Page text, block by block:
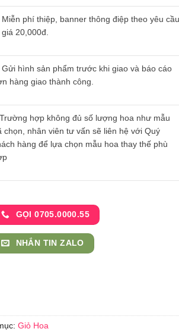
phí thiệp, banner thông điệp theo yêu cầu
20,000đ.
hình sản phẩm trước khi giao và báo cáo
hàng giao thành công.
hợp không đủ số lượng hoa như mẫu
chọn, nhân viên tư vấn sẽ liên hệ với Quý
hàng để lựa chọn mẫu hoa thay thế phù
GỌI 0705.0000.55
NHẮN TIN ZALO
Giỏ Hoa